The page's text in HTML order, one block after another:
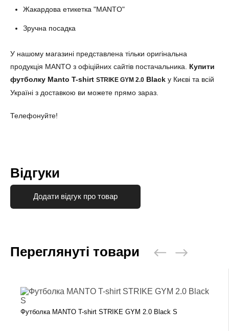
Жакардова етикетка "MANTO"
Зручна посадка
У нашому магазині представлена тільки оригінальна
продукція MANTO з офіційних сайтів постачальника. Купити
футболку Manto T-shirt STRIKE GYM 2.0 Black у Києві та всій
Україні з доставкою ви можете прямо зараз.
Телефонуйте!
Відгуки
Додати відгук про товар
Переглянуті товари
Футболка MANTO T-shirt STRIKE GYM 2.0 Black S